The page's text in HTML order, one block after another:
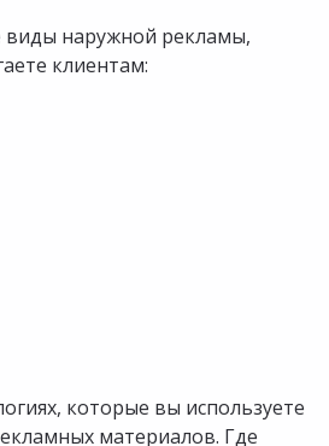
виды наружной рекламы,
клиентам:
которые вы используете
материалов. Где